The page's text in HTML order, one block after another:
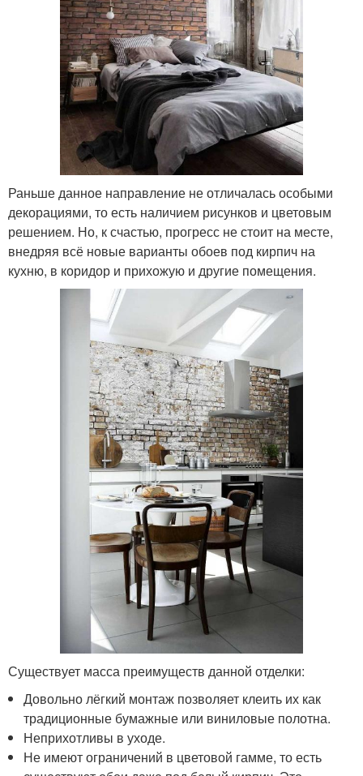
Раньше данное направление не отличалась особыми
декорациями, то есть наличием рисунков и цветовым
решением. Но, к счастью, прогресс не стоит на месте,
внедряя всё новые варианты обоев под кирпич на
кухню, в коридор и прихожую и другие помещения.
Существует масса преимуществ данной отделки:
Довольно лёгкий монтаж позволяет клеить их как
традиционные бумажные или виниловые полотна.
Неприхотливы в уходе.
Не имеют ограничений в цветовой гамме, то есть